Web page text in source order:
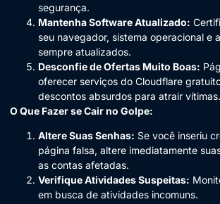
segurança.
Mantenha Software Atualizado:
seu navegador, sistema operacional e
sempre atualizados.
Desconfie de Ofertas Muito Boas:
oferecer serviços do Cloudflare
descontos absurdos para atrair vítimas.
O Que Fazer se Cair no Golpe:
Altere Suas Senhas: Se você inseriu
página falsa, altere imediatamente
as contas afetadas.
Verifique Atividades Suspeitas:
em busca de atividades incomuns.